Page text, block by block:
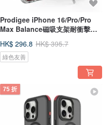
Prodigee iPhone 16/Pro/Pro
Max Balance磁吸支架耐衝擊手
HK$ 296.8 HK$ 395.7
綠色友善
75 折